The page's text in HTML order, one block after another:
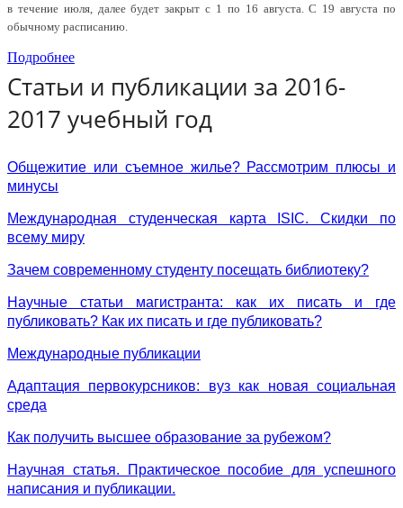
в течение июля, далее будет закрыт с 1 по 16 августа. С 19 августа по
обычному расписанию.
Подробнее
Статьи и публикации за 2016-
2017 учебный год
Общежитие или съемное жилье? Рассмотрим плюсы и
минусы
Международная студенческая карта ISIC. Скидки по
всему миру
Зачем современному студенту посещать библиотеку?
Научные статьи магистранта: как их писать и где
публиковать? Как их писать и где публиковать?
Международные публикации
Адаптация первокурсников: вуз как новая социальная
среда
Как получить высшее образование за рубежом?
Научная статья. Практическое пособие для успешного
написания и публикации.